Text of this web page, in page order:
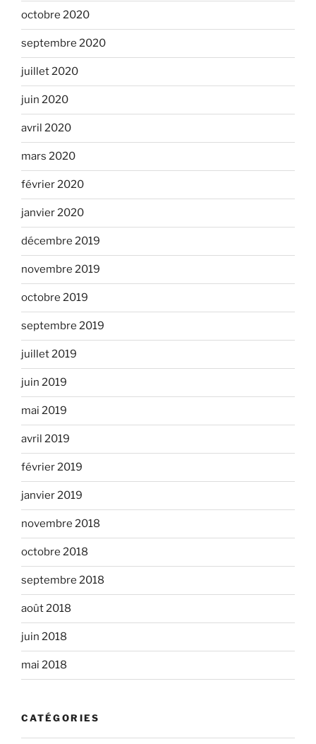
octobre 2020
septembre 2020
juillet 2020
juin 2020
avril 2020
mars 2020
février 2020
janvier 2020
décembre 2019
novembre 2019
octobre 2019
septembre 2019
juillet 2019
juin 2019
mai 2019
avril 2019
février 2019
janvier 2019
novembre 2018
octobre 2018
septembre 2018
août 2018
juin 2018
mai 2018
CATÉGORIES